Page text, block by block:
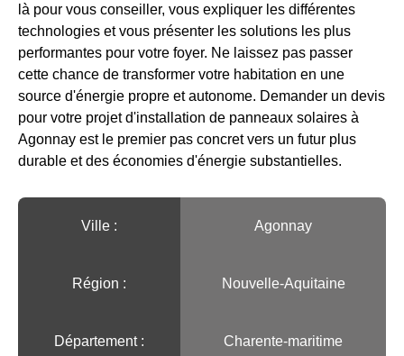
là pour vous conseiller, vous expliquer les différentes
technologies et vous présenter les solutions les plus
performantes pour votre foyer. Ne laissez pas passer
cette chance de transformer votre habitation en une
source d'énergie propre et autonome. Demander un devis
pour votre projet d'installation de panneaux solaires à
Agonnay est le premier pas concret vers un futur plus
durable et des économies d'énergie substantielles.
Ville :️ Agonnay
Région :️ Nouvelle-Aquitaine
Département : Charente-maritime